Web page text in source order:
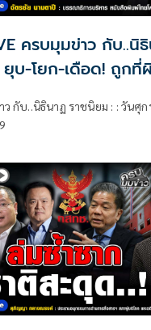
ครบมุมข่าว กับ..นิ
บ-โยก-เดือด! ถูกที่
ว กับ..นิธินาฏ ราชนิยม : : วันศุ